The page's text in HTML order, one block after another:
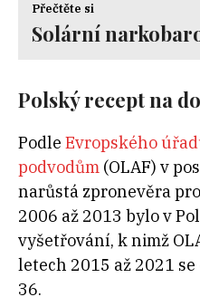
Přečtěte si
Solární
Polský recept na
Podle Evropského
podvodům (OLAF) v
narůstá zpronevěra
2006 až 2013 bylo v
vyšetřování, k nimž
letech 2015 až 2021
36.